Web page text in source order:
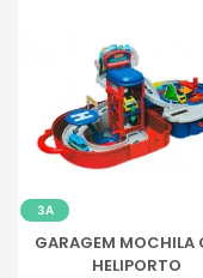
3A
GARAGEM MOCHILA
HELIPORTO